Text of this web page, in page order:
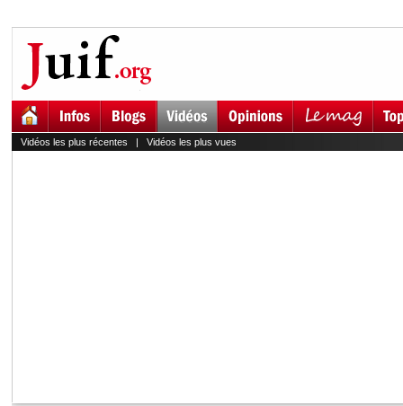
Vidéos les plus récentes | Vidéos les plus vues